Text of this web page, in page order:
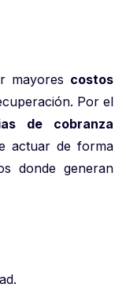
mayores costos
Por el
de cobranza
actuar de forma
donde generan